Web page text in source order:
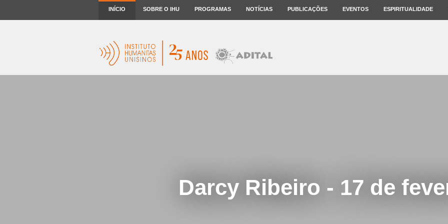
INÍCIO SOBRE O IHU PROGRAMAS NOTÍCIAS PUBLICAÇÕES EVENTOS ESPIRITUALIDADE
Darcy Ribeiro - 17 de